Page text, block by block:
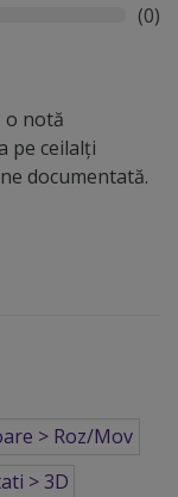
(0)
o notă
pe ceilalți
documentată.
> Roz/Mov
> 3D